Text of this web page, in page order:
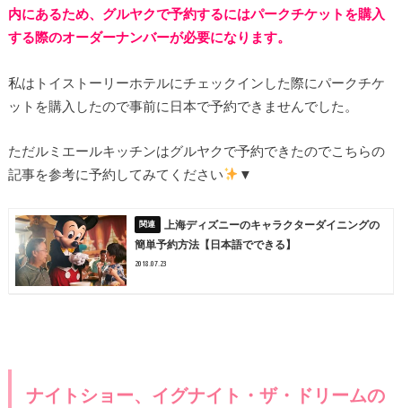
内にあるため、グルヤクで予約するにはパークチケットを購入
する際のオーダーナンバーが必要になります。
私はトイストーリーホテルにチェックインした際にパークチケ
ットを購入したので事前に日本で予約できませんでした。
ただルミエールキッチンはグルヤクで予約できたのでこちらの
記事を参考に予約してみてください
▼
上海ディズニーのキャラクターダイニングの
簡単予約方法【日本語でできる】
2018.07.23
ナイトショー、イグナイト・ザ・ドリームの